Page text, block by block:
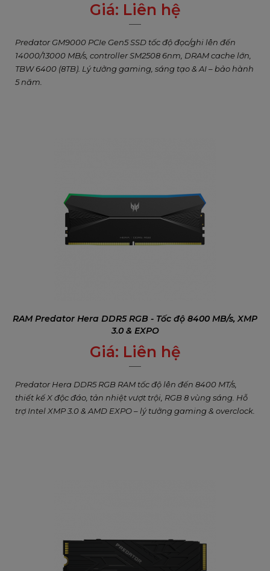
Giá: Liên hệ
0₫
Predator GM9000 PCIe Gen5 SSD tốc độ đọc/ghi lên đến
14000/13000 MB/s, controller SM2508 6nm, DRAM cache lớn,
TBW 6400 (8TB). Lý tưởng gaming, sáng tạo & AI – bảo hành
5 năm.
RAM Predator Hera DDR5 RGB - Tốc độ 8400 MB/s, XMP
3.0 & EXPO
Giá: Liên hệ
0₫
Predator Hera DDR5 RGB RAM tốc độ lên đến 8400 MT/s,
thiết kế X độc đáo, tản nhiệt vượt trội, RGB 8 vùng sáng. Hỗ
trợ Intel XMP 3.0 & AMD EXPO – lý tưởng gaming & overclock.